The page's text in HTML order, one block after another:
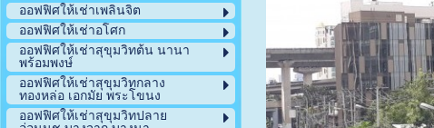
ออฟฟิศให้เช่าเพลินจิต
ออฟฟิศให้เช่าอโศก
ออฟฟิศให้เช่าสุขุมวิทต้น นานา
พร้อมพงษ์
ออฟฟิศให้เช่าสุขุมวิทกลาง
ทองหล่อ เอกมัย พระโขนง
ออฟฟิศให้เช่าสุขุมวิทปลาย